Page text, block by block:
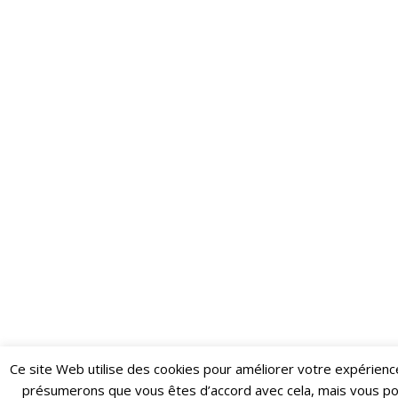
Restez informé·e des dernières actualités du Poing !
Ce site Web utilise des cookies pour améliorer votre
présumerons que vous êtes d’accord avec cela, mais vous